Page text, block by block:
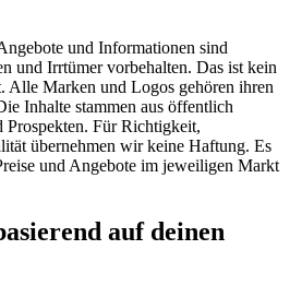
und Informationen sind
und Irrtümer vorbehalten. Das ist kein
Marken und Logos gehören ihren
Inhalte stammen aus öffentlich
Prospekten. Für Richtigkeit,
übernehmen wir keine Haftung. Es
und Angebote im jeweiligen Markt
auf deinen